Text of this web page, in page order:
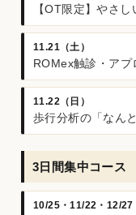
【OT限定】やさ
11.21（土）
ROMex触診・アプ
11.22（日）
歩行分析の「なん
3日間集中コース
10/25・11/22・12/27